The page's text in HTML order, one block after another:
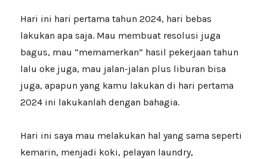
Hari ini hari pertama tahun 2024, hari bebas
lakukan apa saja. Mau membuat resolusi juga
bagus, mau “memamerkan” hasil pekerjaan tahun
lalu oke juga, mau jalan-jalan plus liburan bisa
juga, apapun yang kamu lakukan di hari pertama
2024 ini lakukanlah dengan bahagia.
Hari ini saya mau melakukan hal yang sama seperti
kemarin, menjadi koki, pelayan laundry,